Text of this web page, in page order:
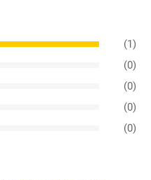
(1)
(0)
(0)
(0)
(0)